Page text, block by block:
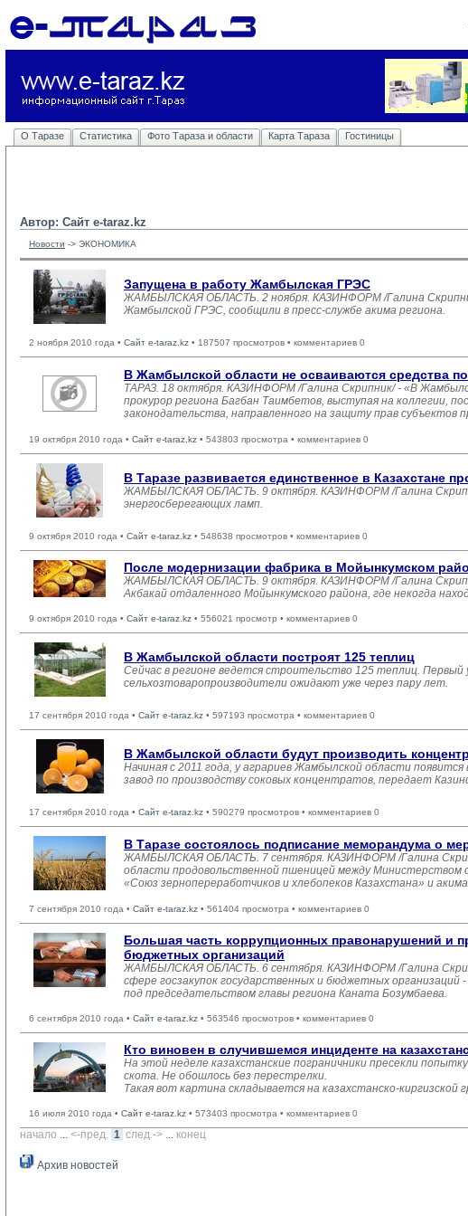
О Таразе Статистика Фото Тараза и области Карта Тараза Гостиницы
Автор: Сайт e-taraz.kz
Новости -> ЭКОНОМИКА
Запущена в работу Жамбылская ГРЭС
ЖАМБЫЛСКАЯ ОБЛАСТЬ. 2 ноября. КАЗИНФОРМ /Галина
Жамбылской ГРЭС, сообщили в пресс-службе акима региона.
2 ноября 2010 года • Сайт e-taraz.kz • 187507 просмотров • комментариев 0
В Жамбылской области не осваиваются средства
ТАРАЗ. 18 октября. КАЗИНФОРМ /Галина Скрипник/ - «В
прокурор региона Багбан Таимбетов, выступая на коллегии,
законодательства, направленного на защиту прав субъектов
19 октября 2010 года • Сайт e-taraz.kz • 543803 просмотра • комментариев 0
В Таразе развивается единственное в Казахстане
ЖАМБЫЛСКАЯ ОБЛАСТЬ. 9 октября. КАЗИНФОРМ /Галина
энергосберегающих ламп.
9 октября 2010 года • Сайт e-taraz.kz • 548638 просмотров • комментариев 0
После модернизации фабрика в Мойынкумском
ЖАМБЫЛСКАЯ ОБЛАСТЬ. 9 октября. КАЗИНФОРМ /Галина
Акбакай отдаленного Мойынкумского района, где некогда
9 октября 2010 года • Сайт e-taraz.kz • 556021 просмотр • комментариев 0
В Жамбылской области построят 125 теплиц
Сейчас в регионе ведется строительство 125 теплиц.
сельхозтоваропроизводители ожидают уже через пару лет.
17 сентября 2010 года • Сайт e-taraz.kz • 597193 просмотра • комментариев 0
В Жамбылской области будут производить
Начиная с 2011 года, у аграриев Жамбылской области
завод по производству соковых концентратов, передает
17 сентября 2010 года • Сайт e-taraz.kz • 590279 просмотров • комментариев 0
В Таразе состоялось подписание меморандума о
ЖАМБЫЛСКАЯ ОБЛАСТЬ. 7 сентября. КАЗИНФОРМ /Галина
области продовольственной пшеницей между Министерством
«Союз зернопереработчиков и хлебопеков Казахстана» и
7 сентября 2010 года • Сайт e-taraz.kz • 561404 просмотра • комментариев 0
Большая часть коррупционных правонарушений и
бюджетных организаций
ЖАМБЫЛСКАЯ ОБЛАСТЬ. 6 сентября. КАЗИНФОРМ /Галина
сфере госзакупок государственных и бюджетных организаций
под председательством главы региона Каната Бозумбаева.
6 сентября 2010 года • Сайт e-taraz.kz • 563546 просмотров • комментариев 0
Кто виновен в случившемся инциденте на
На этой неделе казахстанские пограничники пресекли
скота. Не обошлось без перестрелки.
Такая вот картина складывается на казахстанско-киргизской
16 июля 2010 года • Сайт e-taraz.kz • 573403 просмотра • комментариев 0
начало ... <-пред. 1 след.-> ... конец
Архив новостей